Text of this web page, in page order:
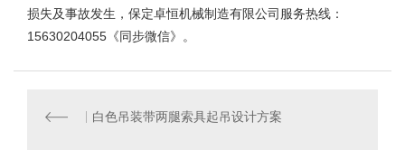
损失及事故发生，保定卓恒机械制造有限公司服务热线：
15630204055《同步微信》。
白色吊装带两腿索具起吊设计方案